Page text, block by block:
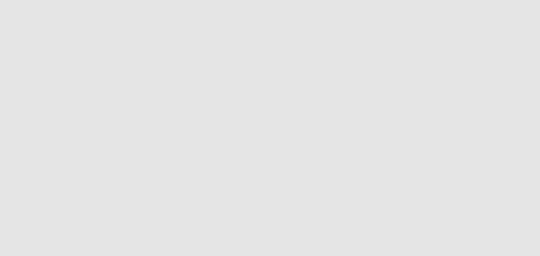
(ca. 9 m²);